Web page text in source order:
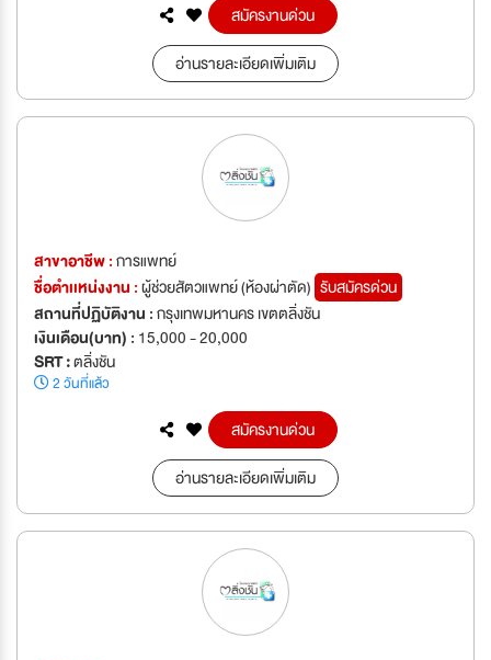
สมัครงานด่วน
อ่านรายละเอียดเพิ่มเติม
สาขาอาชีพ :การแพทย์
ชื่อตำเเหน่งงาน :ผู้ช่วยสัตวแพทย์ (ห้องผ่าตัด) รับสมัครด่วน
สถานที่ปฏิบัติงาน :กรุงเทพมหานคร เขตตลิ่งชัน
เงินเดือน(บาท) : 15,000 - 20,000
SRT :ตลิ่งชัน
2 วันที่แล้ว
สมัครงานด่วน
อ่านรายละเอียดเพิ่มเติม